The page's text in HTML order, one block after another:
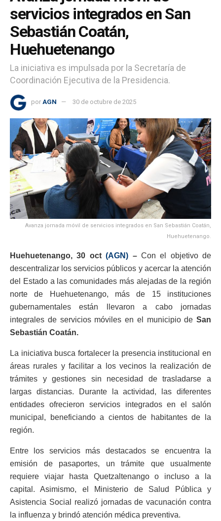
servicios integrados en San
Sebastián Coatán,
Huehuetenango
La iniciativa es impulsada por la Secretaría de
Coordinación Ejecutiva de la Presidencia.
por AGN 30 de octubre de 2025
Avanza jornada móvil de servicios integrados en San Sebastián Coatán,
Huehuetenango.
Huehuetenango, 30 oct(AGN) –Con el objetivo de
descentralizar los servicios públicos y acercar la atención
del Estado a las comunidades más alejadas de la región
norte de Huehuetenango, más de 15 instituciones
gubernamentales están llevaron a cabo jornadas
integrales de servicios móviles en el municipio de San
Sebastián Coatán.
La iniciativa busca fortalecer la presencia institucional en
áreas rurales y facilitar a los vecinos la realización de
trámites y gestiones sin necesidad de trasladarse a
largas distancias. Durante la actividad, las diferentes
entidades ofrecieron servicios integrados en el salón
municipal, beneficiando a cientos de habitantes de la
región.
Entre los servicios más destacados se encuentra la
emisión de pasaportes, un trámite que usualmente
requiere viajar hasta Quetzaltenango o incluso a la
capital. Asimismo, el Ministerio de Salud Pública y
Asistencia Social realizó jornadas de vacunación contra
la influenza y brindó atención médica preventiva.